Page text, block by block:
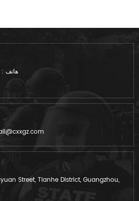
هاتف :
Street, Tianhe District, Guangzhou,